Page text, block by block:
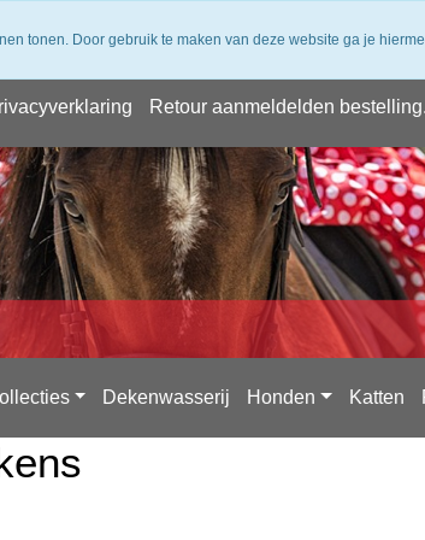
Retour aanmeldelden bestelling.
Dekenwasserij Honden Katten
tonen. Door gebruik te maken van deze website ga je